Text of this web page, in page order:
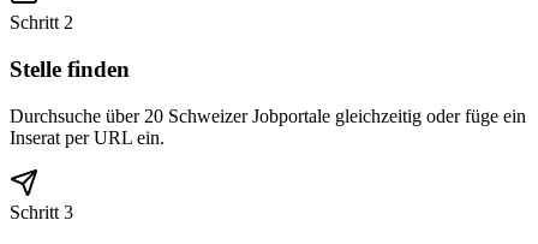
Schritt 2
Stelle finden
Durchsuche über 20 Schweizer Jobportale gleichzeitig oder füge ein
Inserat per URL ein.
Schritt 3